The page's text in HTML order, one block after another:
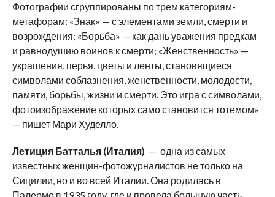
Фотографии сгруппированы по трем категориям-
метафорам: «Знак» — с элементами земли, смерти и
возрождения; «Борьба» — как дань уважения предкам
и равнодушию воинов к смерти; «Женственность» —
украшения, перья, цветы и ленты, становящиеся
символами соблазнения, женственности, молодости,
памяти, борьбы, жизни и смерти. Это игра с символами,
фотоизображение которых само становится тотемом»
— пишет Мари Худелло.
Летиция Батталья (Италия) — одна из самых
известных женщин-фотожурналистов не только на
Сицилии, но и во всей Италии. Она родилась в